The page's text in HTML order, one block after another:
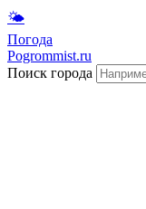
🌤
Погода
Pogrommist.ru
Поиск города